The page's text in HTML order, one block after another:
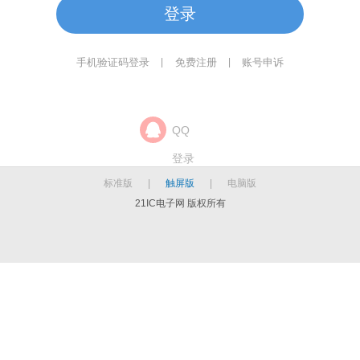
登录
手机验证码登录 免费注册 账号申诉
QQ
登录
标准版 触屏版
电脑版
21IC电子网 版权所有